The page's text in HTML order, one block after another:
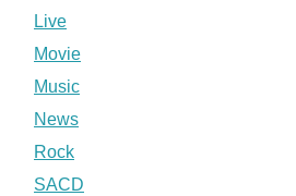
Live
Movie
Music
News
Rock
SACD